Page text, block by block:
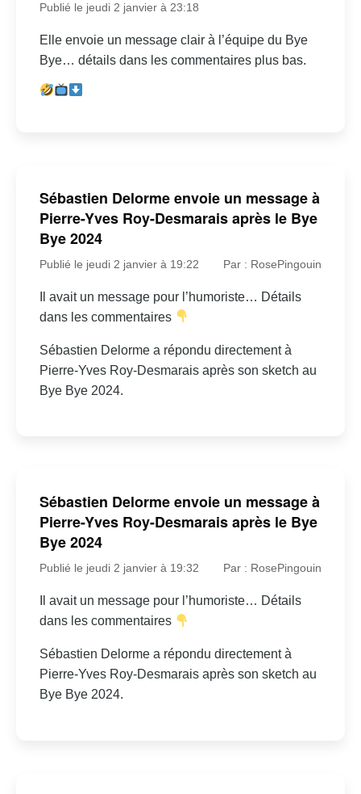
Publié le jeudi 2 janvier à 23:18
Elle envoie un message clair à l’équipe du Bye
Bye… détails dans les commentaires plus bas.
Sébastien Delorme envoie un message à
Pierre-Yves Roy-Desmarais après le Bye
Bye 2024
Publié le jeudi 2 janvier à 19:22 Par : RosePingouin
Il avait un message pour l’humoriste… Détails
dans les commentaires
Sébastien Delorme a répondu directement à
Pierre-Yves Roy-Desmarais après son sketch au
Bye Bye 2024.
Sébastien Delorme envoie un message à
Pierre-Yves Roy-Desmarais après le Bye
Bye 2024
Publié le jeudi 2 janvier à 19:32 Par : RosePingouin
Il avait un message pour l’humoriste… Détails
dans les commentaires
Sébastien Delorme a répondu directement à
Pierre-Yves Roy-Desmarais après son sketch au
Bye Bye 2024.